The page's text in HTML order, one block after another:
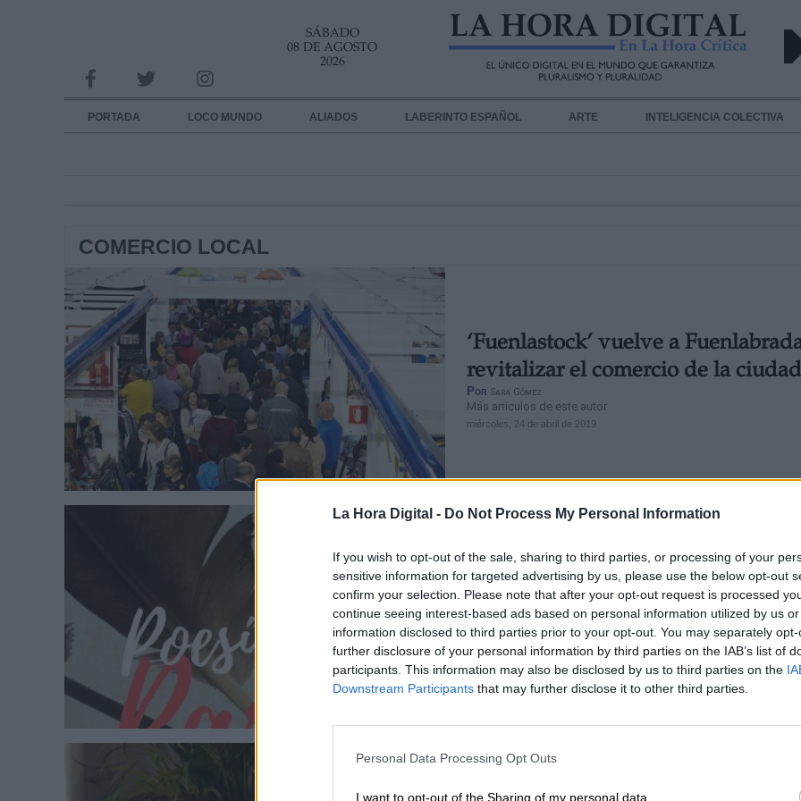
La Hora Digital - Do Not Process My Personal Information
If you wish to opt-out of the sale, sharing to third parties, or processing of your
sensitive information for targeted advertising by us, please use the below opt-out
confirm your selection. Please note that after your opt-out request is processed
continue seeing interest-based ads based on personal information utilized by us
information disclosed to third parties prior to your opt-out. You may separately
further disclosure of your personal information by third parties on the IAB’s list of
participants. This information may also be disclosed by us to third parties on the
Downstream Participants that may further disclose it to other third parties.
Personal Data Processing Opt Outs
I want to opt-out of the Sharing of my personal data.
SÁBADO
08 DE AGOSTO
2026
PORTADA LOCO MUNDO ALIADOS LABERINTO ESPAÑOL ARTE INTELIGENCIA COLECTIVA
COMERCIO LOCAL
‘Fuenlastock’ vuelve a
revitalizar el comercio de la ciudad
Por Sara Gómez
Más artículos de este autor
miércoles, 24 de abril de 2019
Poemas propios o conocidos para
el “Poemario de Parla”
Por Andrea Chaparro Cayuela
Más artículos de este autor
viernes, 28 de febrero de 2020
INFORMACION SOBRE LA PROTECCIÓN DE TUS DATOS
Responsable:
Información adicional
link